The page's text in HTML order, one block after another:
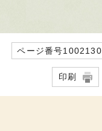
ページ番号1002130
印刷